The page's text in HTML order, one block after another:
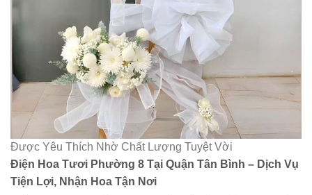
Được Yêu Thích Nhờ Chất Lượng Tuyệt Vời
Điện Hoa Tươi Phường 8 Tại Quận Tân Bình – Dịch Vụ
Tiện Lợi, Nhận Hoa Tận Nơi